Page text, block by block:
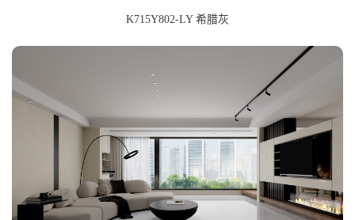
K715Y802-LY 希腊灰